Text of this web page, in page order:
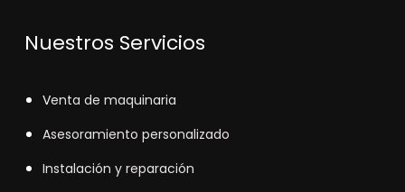
Nuestros Servicios
Venta de maquinaria
Asesoramiento personalizado
Instalación y reparación